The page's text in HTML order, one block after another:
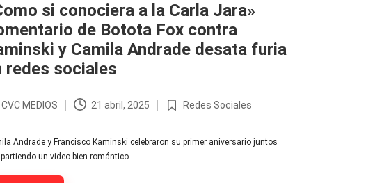
si conociera a la Carla Jara»
de Botota Fox contra
y Camila Andrade desata furia
redes sociales
CVC MEDIOS 21 abril, 2025
Publicada
Redes Sociales
Andrade y Francisco Kaminski celebraron su primer aniversario juntos
un video bien romántico…